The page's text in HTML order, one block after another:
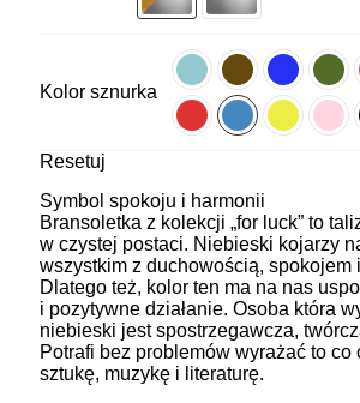
Kolor sznurka
Resetuj
Symbol spokoju i harmonii
Bransoletka z kolekcji „for luck” to
w czystej postaci. Niebieski kojarzy
wszystkim z duchowością, spokojem
Dlatego też, kolor ten ma na nas
i pozytywne działanie. Osoba która
niebieski jest spostrzegawcza,
Potrafi bez problemów wyrażać to co
sztukę, muzykę i literaturę.